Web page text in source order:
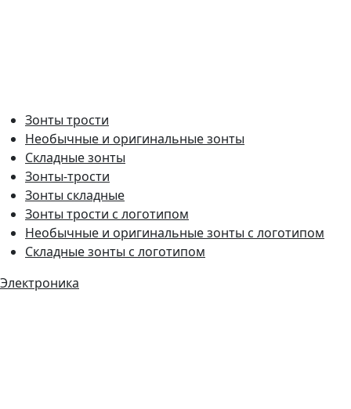
Зонты трости
Необычные и оригинальные зонты
Складные зонты
Зонты-трости
Зонты складные
Зонты трости с логотипом
Необычные и оригинальные зонты с логотипом
Складные зонты с логотипом
Электроника